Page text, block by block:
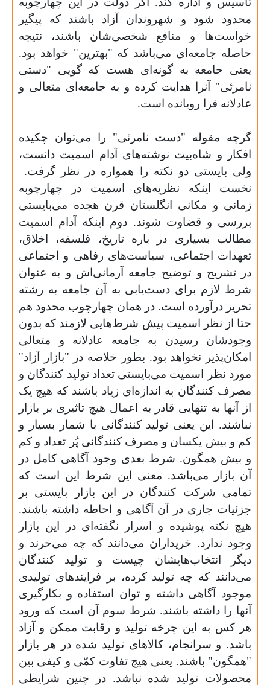
محدود شود و شهروندان آزاد باشند که پیگیر
خواست‌ها و منافع شخصی‌شان باشند، نتیجه
حاصله جامعه‌ای می‌باشد که "بهترین" خواهد بود.
یعنی جامعه به گونه‌ای هست که گویی "دستی
نامرئی" آنرا هدایت کرده و به جامعه‌ای متعالی و
عادلانه فرا رویانده است.
گرچه مقوله "دست نامرئی" را می‌توان چکیده
افکار و شاه‌بیت نوشته‌های آدام اسمیت دانست،
ولی بایستی دو نکته را همواره در نظر گرفت.
نخست اینکه نظریه‌های اسمیت در چهارچوبه
زمانی و مکانی انگلستان قرن هجده می‌بایستی
بررسی و قضاوت شوند. دوم اینکه آدام اسمیت
مطالب بسیاری در باره تاریخ، فلسفه، اخلاق،
تعهدات اجتماعی، سیاست‌های رفاهی و اجتماعی
در تشریح و توضیح جامعه آرمانی‌اش و به عنوان
شرط لازم برای دست‌یابی به آن جامعه به رشته
تحریر درآورده است. در همان چهارچوب محدود هم
حتا از نظر اسمیت پیش شرط‌هایی لازمند که بدون
وجودشان رسیدن به جامعه عادلانه و متعالی
امکان‌پذیر نخواهد بود. بطور خلاصه در "بازار آزاد"
مورد نظر اسمیت می‌بایستی تعداد تولید کنندگان و
مصرف کنندگان به اندازه‌ای زیاد باشند که هیچ یک
از آنها به تنهایی قادر به اعمال هیچ تاثیری بر بازار
نباشند. این یعنی تولید کنندگانی با شمار بسیار و
کم و بیش یکسان و مصرف کنندگانی پُر تعداد و کم
و بیش همگون. شرط بعدی وجود آگاهی کامل در
آن بازار می‌باشد. معنی این شرط این است که
تمامی شرکت کنندگان در این بازار بایستی بر
جزئیات جاری در آن آگاهی و احاطه داشته باشند.
هیچ نکته پوشیده و اسرار نگفته‌ای در این بازار
وجود ندارد. خریداران می‌دانند که چه می‌خرند و
دیگر انتخاب‌هایشان چیست و تولید کنندگان
می‌دانند که چه تولید کرده‌، بر فرایندهای تولیدی
موجود آگاهی داشته و توان استفاده و بکارگیری
آنها را داشته باشند. شرط سوم آن است که ورود
هر کس به این چرخه تولید و رقابت ممکن و آزاد
باشد. و سرانجام، کالاهای تولید شده در هر بازار
"همگون" باشند. یعنی هیچ تفاوت کمّی و کیفی بین
محصولات تولید شده نباشد. در چنین شرایطی